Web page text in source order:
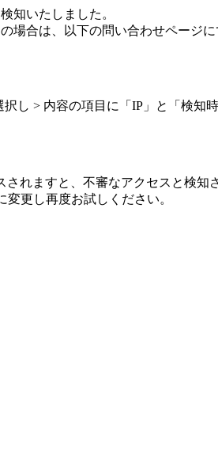
知いたしました。
場合は、以下の問い合わせページに
し > 内容の項目に「IP」と「検知
れますと、不審なアクセスと検知
更し再度お試しください。